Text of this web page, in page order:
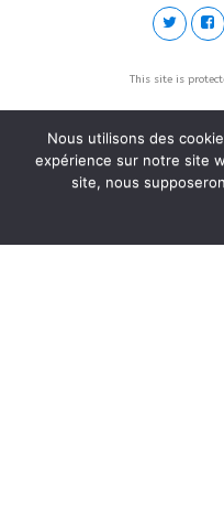
This site is
Nous utilisons des
expérience sur notre site
site, nous